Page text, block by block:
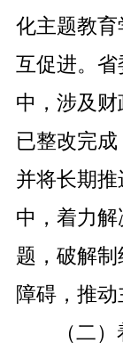
化主题教
互促进。
中， 涉及财
已整改完成
并将长期推
中，着力
题，破解制
障碍，推动
（二